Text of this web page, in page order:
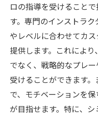
ロの指導を受けること
す。専門のインストラ
やレベルに合わせてカ
提供します。これによ
でなく、戦略的なプレ
受けることができます
で、モチベーションを
が目指せます。特に、